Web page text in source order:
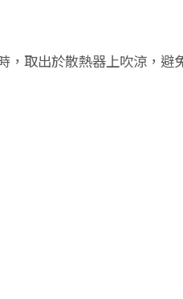
，取出於散熱器上吹涼，避